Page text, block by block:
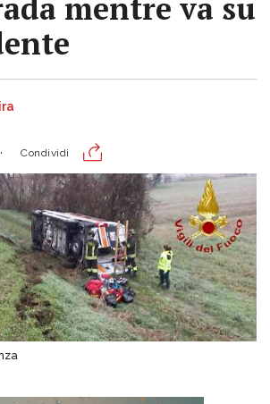
mentre va su
Condividi